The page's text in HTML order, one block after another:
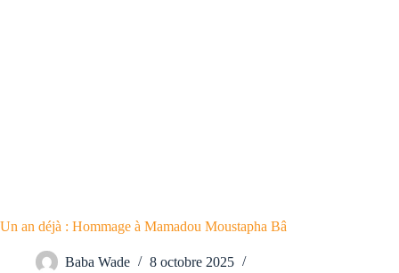
Un an déjà : Hommage à Mamadou Moustapha Bâ
Baba Wade
8 octobre 2025